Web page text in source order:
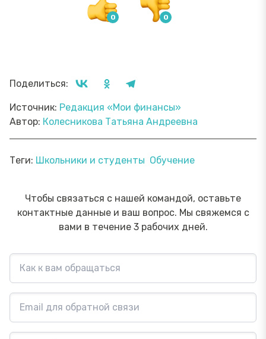
Поделиться:
Источник: Редакция «Мои финансы»
Автор: Колесникова Татьяна Андреевна
Теги: Школьники и студенты Обучение
Чтобы связаться с нашей командой, оставьте
контактные данные и ваш вопрос. Мы свяжемся с
вами в течение 3 рабочих дней.